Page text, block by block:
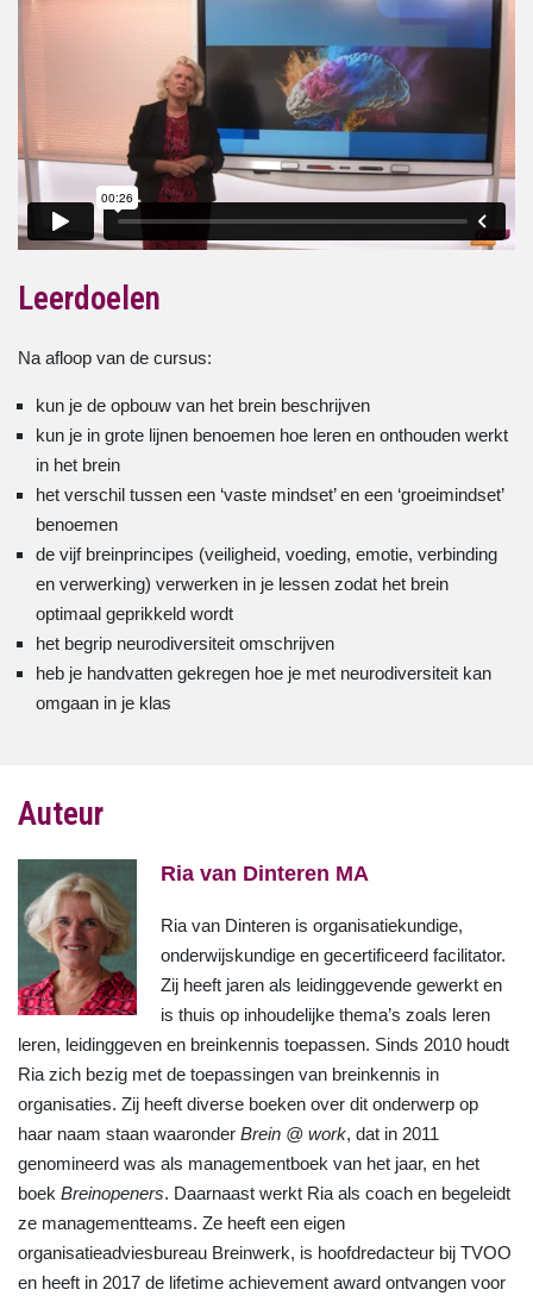
Leerdoelen
Na afloop van de cursus:
kun je de opbouw van het brein beschrijven
kun je in grote lijnen benoemen hoe leren en onthouden werkt
in het brein
het verschil tussen een ‘vaste mindset’ en een ‘groeimindset’
benoemen
de vijf breinprincipes (veiligheid, voeding, emotie, verbinding
en verwerking) verwerken in je lessen zodat het brein
optimaal geprikkeld wordt
het begrip neurodiversiteit omschrijven
heb je handvatten gekregen hoe je met neurodiversiteit kan
omgaan in je klas
Auteur
Ria van Dinteren MA
Ria van Dinteren is organisatiekundige,
onderwijskundige en gecertificeerd facilitator.
Zij heeft jaren als leidinggevende gewerkt en
is thuis op inhoudelijke thema’s zoals leren
leren, leidinggeven en breinkennis toepassen. Sinds 2010 houdt
Ria zich bezig met de toepassingen van breinkennis in
organisaties. Zij heeft diverse boeken over dit onderwerp op
haar naam staan waaronder Brein @ work, dat in 2011
genomineerd was als managementboek van het jaar, en het
boek Breinopeners. Daarnaast werkt Ria als coach en begeleidt
ze managementteams. Ze heeft een eigen
organisatieadviesbureau Breinwerk, is hoofdredacteur bij TVOO
en heeft in 2017 de lifetime achievement award ontvangen voor